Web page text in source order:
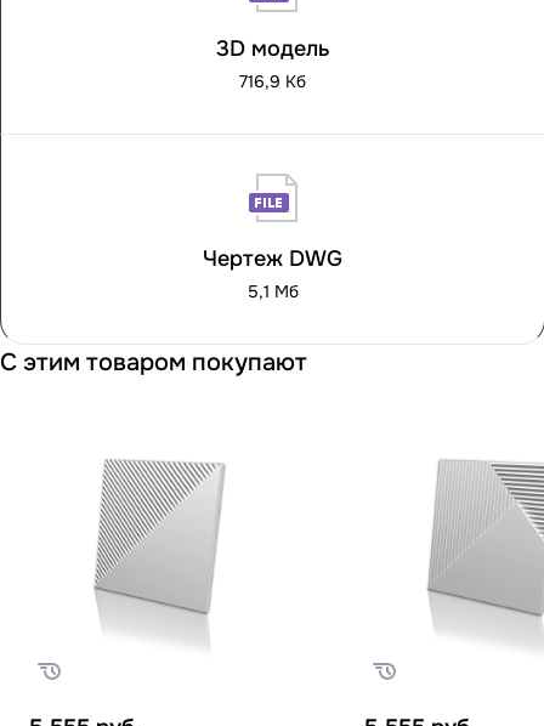
3D модель
716,9 Кб
Чертеж DWG
5,1 Мб
С этим товаром покупают